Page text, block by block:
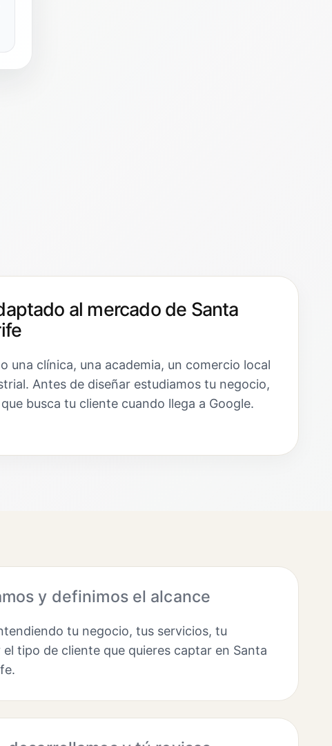
al mercado de Santa
una clínica, una academia, un comercio local
Antes de diseñar estudiamos tu negocio,
busca tu cliente cuando llega a Google.
y definimos el alcance
tu negocio, tus servicios, tu
tipo de cliente que quieres captar en Santa